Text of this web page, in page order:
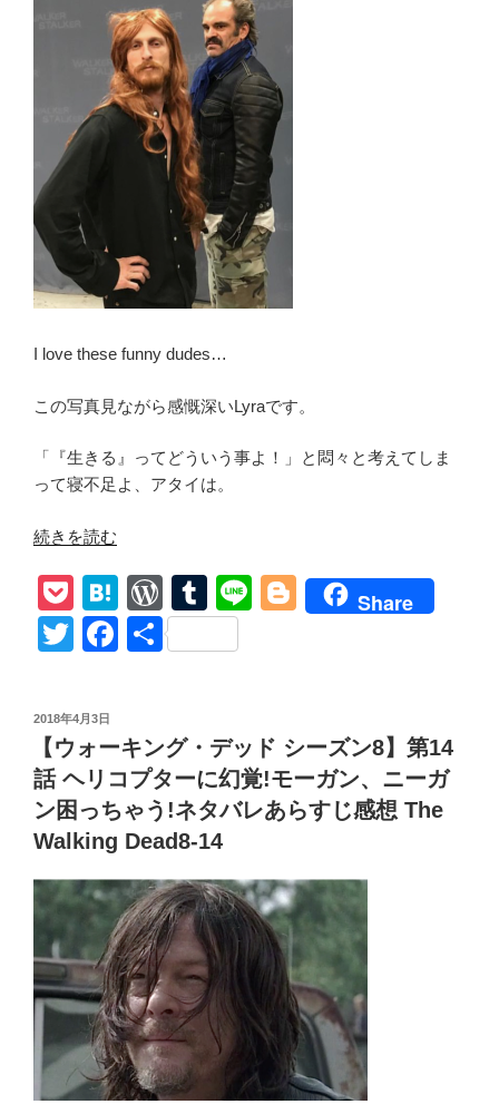
ん!
の
情
奴
誰?
タ
バ
あ
す
じ
感
Enmity
TWD8-
16”
の
I love these funny dudes…
この写真見ながら感慨深いLyraです。
「『生きる』ってどういう事よ！」と悶々と考えてしま
って寝不足よ、アタイは。
“【ウ
ー
キ
ン
ッ
ド
シ
ー
ズ
8
第
話】
Carl’s
Full
Quote
&
ユ
続きを読む
P
o
ck
H
at
e
a
W
or
d
e
ss
T
u
m
r
Li
Bl
er
Share
T
tt
er
F
e
b
o
o
k
共
投
日:
2018年4月3日
【ウォーキング・デッド シーズン8】第14
話 ヘリコプターに幻覚!モーガン、ニーガ
ン困っちゃう!ネタバレあらすじ感想 The
Walking Dead8-14